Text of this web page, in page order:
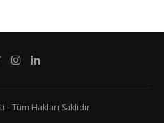
Tüm Hakları Saklıdır.